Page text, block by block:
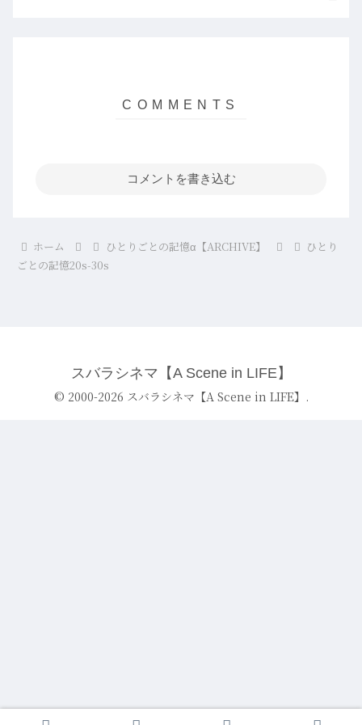
コメントを書き込む
ホーム ひとりごとの記憶α【ARCHIVE】
ひとり
ごとの記憶20s-30s
スバラシネマ【A Scene in LIFE】
© 2000-2026 スバラシネマ【A Scene in LIFE】.